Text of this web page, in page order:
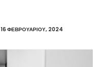
16 ΦΕΒΡΟΥΑΡΊΟΥ, 2024